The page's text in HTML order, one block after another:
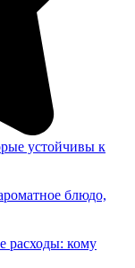
устойчивы к
блюдо,
расходы: кому